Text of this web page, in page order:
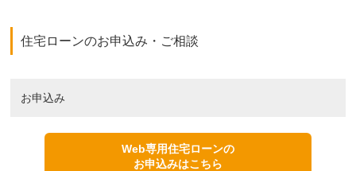
住宅ローンのお申込み・ご相談
お申込み
Web専用住宅ローンの
お申込みはこちら